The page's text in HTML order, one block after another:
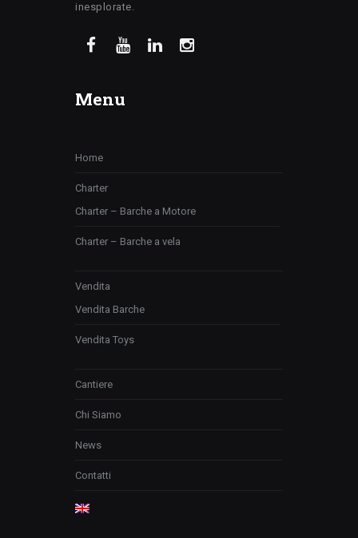
inesplorate.
Menu
Home
Charter
Charter – Barche a Motore
Charter – Barche a vela
Vendita
Vendita Barche
Vendita Toys
Cantiere
Chi Siamo
News
Contatti